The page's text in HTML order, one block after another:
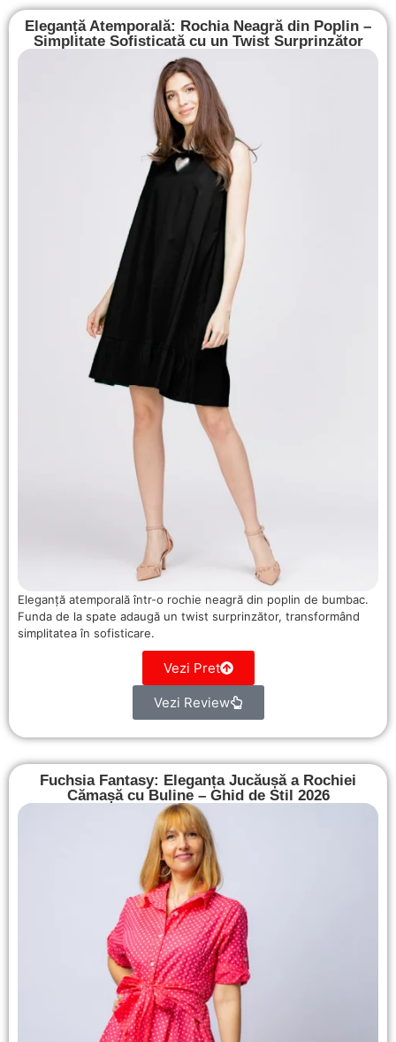
Eleganță Atemporală: Rochia Neagră din Poplin –
Simplitate Sofisticată cu un Twist Surprinzător
Eleganță atemporală într-o rochie neagră din poplin de bumbac.
Funda de la spate adaugă un twist surprinzător, transformând
simplitatea în sofisticare.
Vezi Pret
Vezi Review
Fuchsia Fantasy: Eleganța Jucăușă a Rochiei
Cămașă cu Buline – Ghid de Stil 2026